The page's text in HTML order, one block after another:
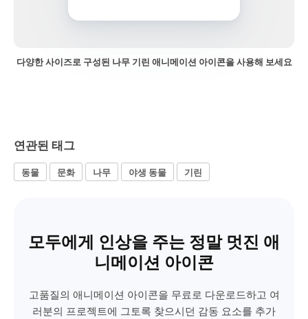
다양한 사이즈로 구성된 나무 기린 애니메이션 아이콘을 사용해 보세요
연관된 태그
동물 문화 나무 야생 동물 기린
모두에게 인상을 주는 정말 멋진 애
니메이션 아이콘
고품질의 애니메이션 아이콘을 무료로 다운로드하고 여
러분의 프로젝트에 그토록 찾으시던 감동 요소를 추가